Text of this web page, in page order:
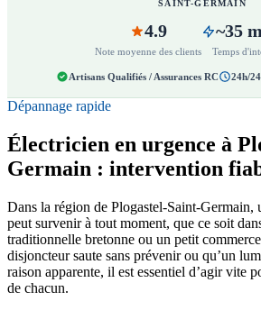
SAINT-GERMAIN
4.9
Note moyenne des clients
~35
Temps
Artisans Qualifiés / Assurances RC 24h/
Dépannage rapide
Électricien en urgence à
Germain : intervention
Dans la région de Plogastel-Saint-Germain,
peut survenir à tout moment, que ce soit
traditionnelle bretonne ou un petit
disjoncteur saute sans prévenir ou qu’un
raison apparente, il est essentiel d’agir vite
de chacun.